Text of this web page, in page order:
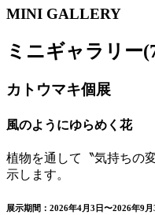
MINI GALLERY
ミニギャラリー
カトウマキ個展
風のようにゆらめく花
植物を通して〝気持ちの
示します。
展示期間：2026年4月3日〜2026年9月